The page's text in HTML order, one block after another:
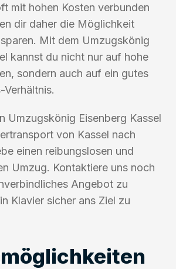
mit hohen Kosten verbunden
dir daher die Möglichkeit
Mit dem Umzugskönig
kannst du nicht nur auf hohe
sondern auch auf ein gutes
Umzugskönig Eisenberg Kassel
von Kassel nach
einen reibungslosen und
Umzug. Kontaktiere uns noch
Angebot zu
Klavier sicher ans Ziel zu